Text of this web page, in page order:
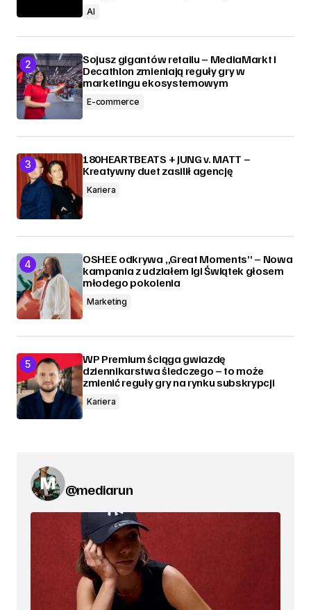
AI
Sojusz gigantów retailu – MediaMarkt i
Decathlon zmieniają reguły gry w
marketingu ekosystemowym
E-commerce
180HEARTBEATS + JUNG v. MATT –
Kreatywny duet zasilił agencję
Kariera
OSHEE odkrywa „Great Moments” – Nowa
kampania z udziałem Igi Świątek głosem
młodego pokolenia
Marketing
WP Premium ściąga gwiazdę
dziennikarstwa śledczego – to może
zmienić reguły gry na rynku subskrypcji
Kariera
@mediarun